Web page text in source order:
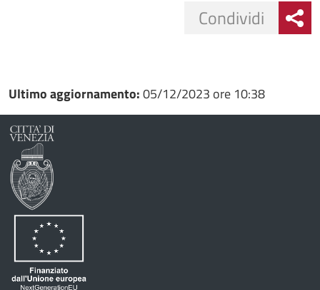
su
Facebook
Condividi
su
Condividi
Condividi
Ultimo aggiornamento:05/12/2023 ore 10:38